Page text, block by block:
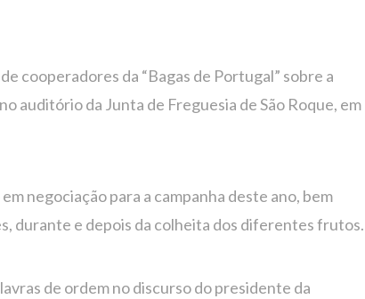
cooperadores da “Bagas de Portugal” sobre a
auditório da Junta de Freguesia de São Roque, em
negociação para a campanha deste ano, bem
durante e depois da colheita dos diferentes frutos.
de ordem no discurso do presidente da